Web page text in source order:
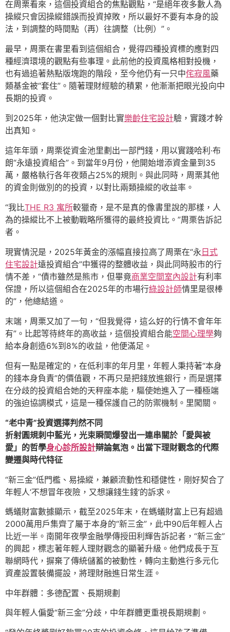
在周栗看來，這個投資組合的焦點觀點，“是絕年夜多數人為
操縱只會因操縱錯誤而投資掉敗，所以最好不要有本身的設
法，到調整的時間點（再）往調整（比例）”。
最早，周栗在書里看到這個組合，覺得四種投資標的應對四
種經濟環境的觀點有些事理。此前他的投資風格相對投機，
也有過追著熱點版塊跑的階段，至今他仍有一只中侘寂風藥
類基金被“套住”。隨著理財經驗的積累，他漸漸把眼光投向中
長期的投資。
到2025年，他決定做一個對比實樂齡住宅設計驗，實踐才幹
出真知。
這年年頭，周栗從資金池里劃出一部門錢，用以實踐哈利·布
朗“永遠投資組合”。到當年9月份，他開始增添資金量到35
萬，嚴格執行各年夜類占25%的規則。與此同時，周栗其他
的資金則做別的的投資，以對比兩類操縱的收益率。
“我比THE R3 寓所較獵奇，是不是真的像書里說的那樣，人
為的操縱比不上被動戰略所獲得的最終投資比。”周栗告訴記
者。
現實情況是，2025年黃金的漲幅直接拉高了周栗在“永 日式
住宅設計遠投資組合”中獲得的整體收益，與此同時股市的行
情不差，“債市雖然是熊市，但畢竟商業空間室內設計有利率
保證，所以這個組合在2025年的市場行綠設計師情里是很棒
的”，他總結道。
末端，周栗又加了一句，“但我覺得，這么好的行情不會年年
有”。比起等待終年的高收益，這個投資組合能空間心理學夠
給本身創造6%到8%的收益，他便滿足。
但有一點是確定的，在低利率的年月里，年輕人秉持著“本身
的錢本身負責”的價值觀，不再只是把錢放進銀行，而是選擇
在分歧的投資組合她的天秤座本能，驅使她進入了一種極端
的強迫協調模式，這是一種保護自己的防禦機制。里闖關。
“老中青”投資選擇判然不同
折射圓規刺中藍光，光束瞬間爆發出一連串關於「愛與被
愛」的哲學身心診所設計辯論氣泡。出當下理財觀念的代際
變遷與時代特征
“新三金”低門檻、易操縱，兼顧流動性和穩健性，剛好契合了
年輕人‘不想冒年夜險，又想讓錢生錢’的訴求。
螞蟻財富數據顯示，截至2025年末，在螞蟻財富上已有超過
2000萬用戶集齊了屬于本身的“新三金”，此中90后年輕人占
比近一半。南開年夜學金融學傳授田利輝告訴記者，“新三金”
的興起，標志著年輕人理財觀念的顯著升級。他們成長于互
聯網時代，摒棄了傳統儲蓄的被動性，轉向主動進行多元化
資產設置裝備擺設，將理財融進日常生涯。
中年群體：多德配置、長期規劃
與年輕人偏愛“新三金”分歧，中年群體更重視長期規劃。